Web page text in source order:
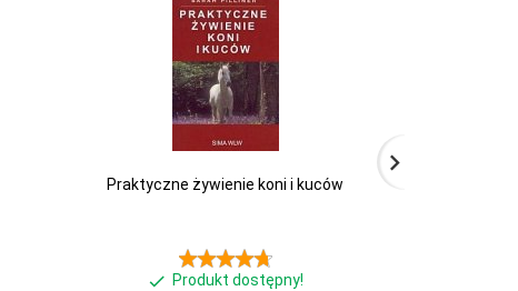
Praktyczne żywienie koni i kuców
Produkt dostępny!